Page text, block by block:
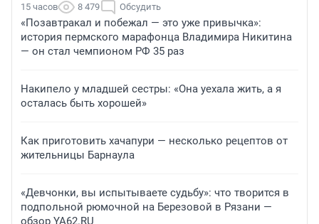
15 часов 8 479 Обсудить
«Позавтракал и побежал — это уже привычка»:
история пермского марафонца Владимира Никитина
— он стал чемпионом РФ 35 раз
Накипело у младшей сестры: «Она уехала жить, а я
осталась быть хорошей»
Как приготовить хачапури — несколько рецептов от
жительницы Барнаула
«Девчонки, вы испытываете судьбу»: что творится в
подпольной рюмочной на Березовой в Рязани —
обзор YA62.RU